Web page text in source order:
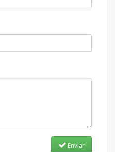
Enviar